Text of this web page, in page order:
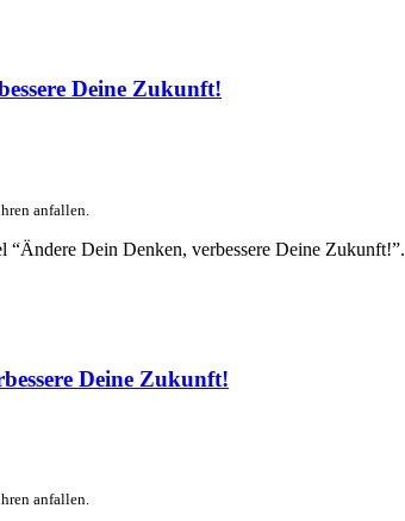
Deine Zukunft!
anfallen.
Dein Denken, verbessere Deine Zukunft!”.
Deine Zukunft!
anfallen.